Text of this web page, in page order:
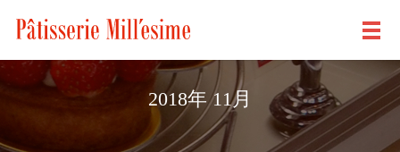
メ
2018年 11月